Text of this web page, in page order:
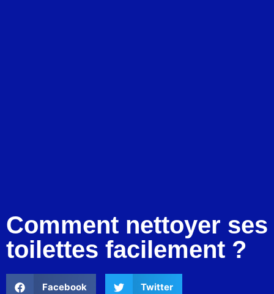
Comment nettoyer ses
toilettes facilement ?
Facebook Twitter